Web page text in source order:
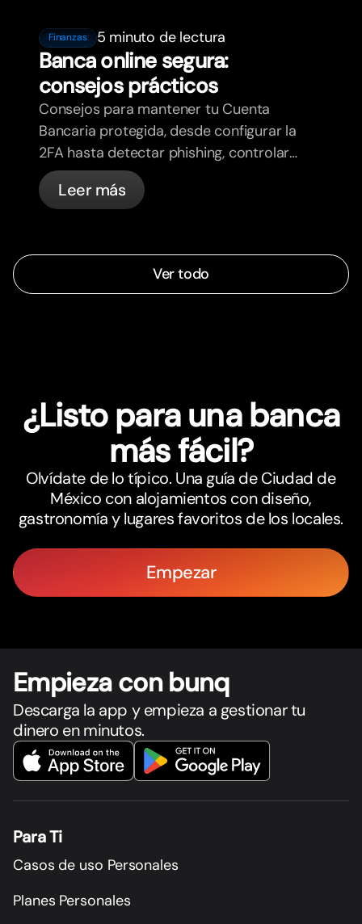
Finanzas 5 minuto de lectura
Banca online segura:
consejos prácticos
Consejos para mantener tu Cuenta
Bancaria protegida, desde configurar la
2FA hasta detectar phishing, controlar
tus tarjetas y saber qué cosas
gestiona bunq automáticamente.
Leer más
Ver todo
¿Listo para una banca
más fácil?
Olvídate de lo típico. Una guía de Ciudad de
México con alojamientos con diseño,
gastronomía y lugares favoritos de los locales.
Empezar
Empieza con bunq
Descarga la app y empieza a gestionar tu
dinero en minutos.
Para Ti
Casos de uso Personales
Planes Personales